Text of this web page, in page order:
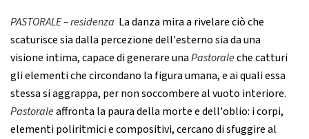
PASTORALE – residenza La danza mira a rivelare ciò che
scaturisce sia dalla percezione dell'esterno sia da una
visione intima, capace di generare unaPastoraleche catturi
gli elementi che circondano la figura umana, e ai quali essa
stessa si aggrappa, per non soccombere al vuoto interiore.
Pastoraleaffronta la paura della morte e dell'oblio: i corpi,
elementi poliritmici e compositivi, cercano di sfuggire al